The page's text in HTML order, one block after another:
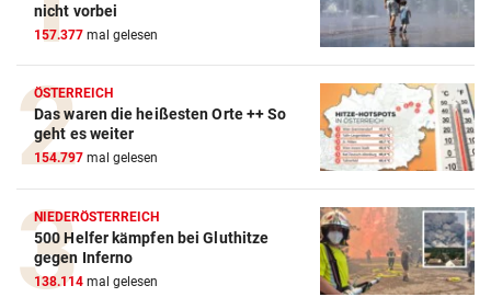
nicht vorbei
157.377 mal gelesen
ÖSTERREICH
Das waren die heißesten Orte ++ So
geht es weiter
154.797 mal gelesen
NIEDERÖSTERREICH
500 Helfer kämpfen bei Gluthitze
gegen Inferno
138.114 mal gelesen